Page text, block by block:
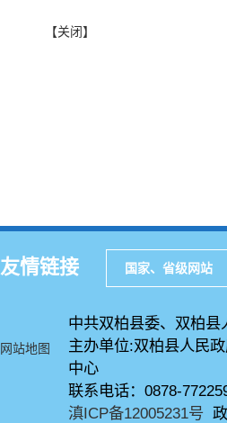
【关闭】
友情链接 国家、省级网站
网站地图
中共双柏县委、双柏
主办单位:双柏县人民
中心
联系电话：0878-
滇ICP备12005231号